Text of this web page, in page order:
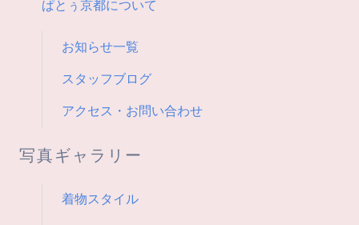
ンぱとぅ京都について
お知らせ一覧
スタッフブログ
アクセス・お問い合わせ
写真ギャラリー
着物スタイル